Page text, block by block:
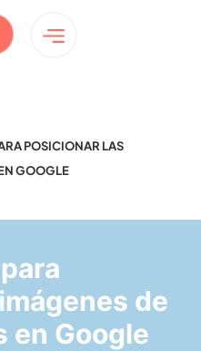
POSICIONAR LAS
GOOGLE
de
en Google